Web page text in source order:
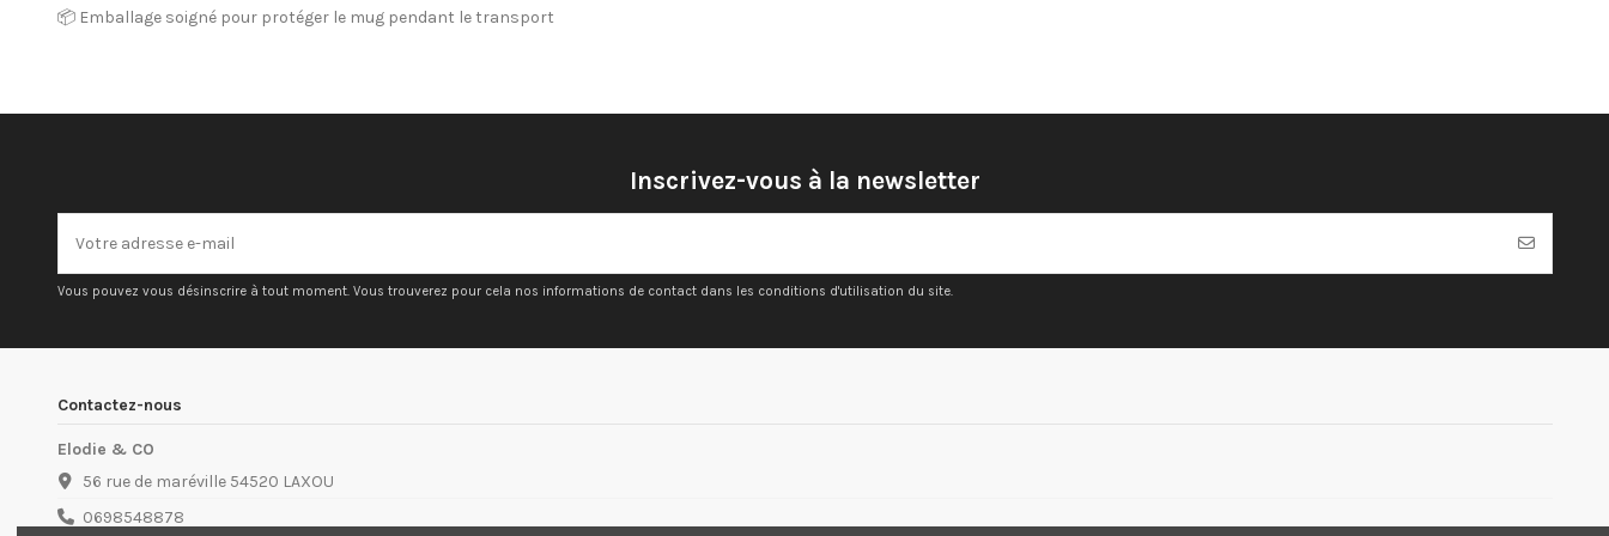
📦 Emballage soigné pour protéger le mug pendant le transport
Inscrivez-vous à la newsletter
Vous pouvez vous désinscrire à tout moment. Vous trouverez pour cela nos informations de contact dans les conditions d'utilisation du site.
Contactez-nous
Elodie & CO
56 rue de maréville 54520 LAXOU
0698548878